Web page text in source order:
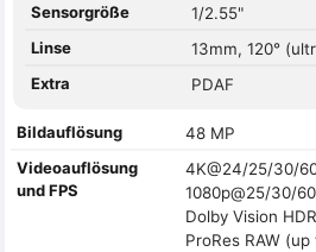
Sensorgröße
1/2.55"
Linse
13mm, 120°
Extra
PDAF
Bildauflösung
48 MP
Videoauflösung
und FPS
4K@24/25/30/
1080p@25/30/
Dolby Vision
ProRes RAW